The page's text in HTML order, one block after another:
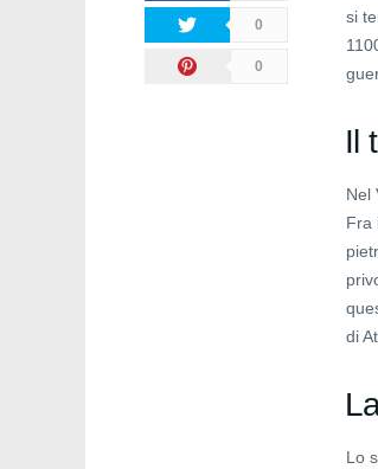
0
0
si
Il
Nel
Fra
di
Lo